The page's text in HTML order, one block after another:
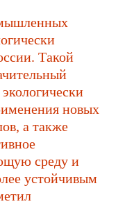
Такой
новых
а также
среду и
устойчивым